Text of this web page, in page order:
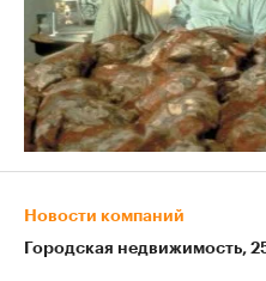
Новости компаний
Городская недвижимость⁠,